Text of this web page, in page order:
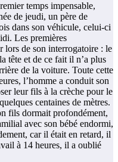
temps impensable,
de jeudi, un père de
dans son véhicule, celui-ci
Les premières
lors de son interrogatoire : le
tête et de ce fait il n’a plus
de la voiture. Toute cette
l’homme a conduit son
leur fils à la crèche pour le
centaines de mètres.
fils dormait profondément,
avec son bébé endormi,
car il était en retard, il
à 14 heures, il a oublié